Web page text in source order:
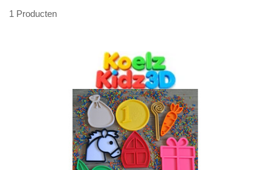
1 Producten